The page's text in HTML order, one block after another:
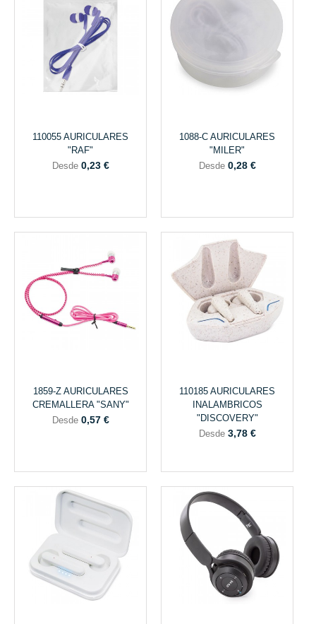
110055 AURICULARES
"RAF"
Desde 0,23 €
1088-C AURICULARES
"MILER"
Desde 0,28 €
1859-Z AURICULARES
CREMALLERA "SANY"
Desde 0,57 €
110185 AURICULARES
INALAMBRICOS
"DISCOVERY"
Desde 3,78 €